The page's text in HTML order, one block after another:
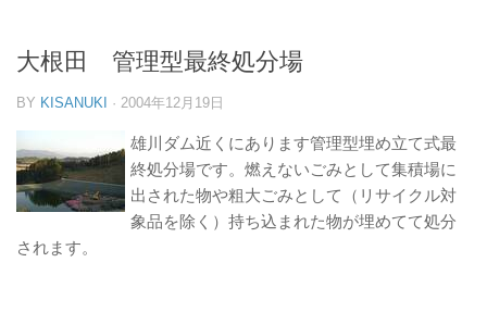
大根田 管理型最終処分場
BY KISANUKI · 2004年12月19日
雄川ダム近くにあります管理型埋め立て式最
終処分場です。燃えないごみとして集積場に
出された物や粗大ごみとして（リサイクル対
象品を除く）持ち込まれた物が埋めてて処分
されます。